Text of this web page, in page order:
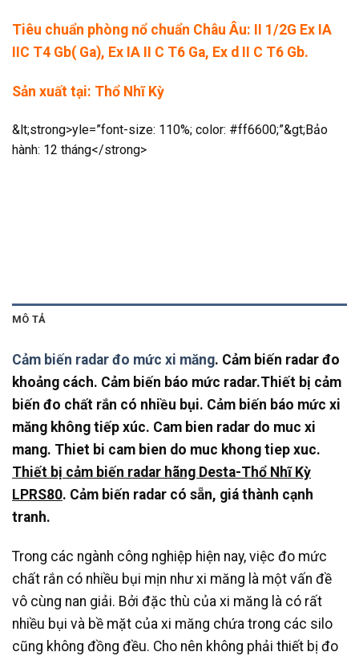
Tiêu chuẩn phòng nổ chuẩn Châu Âu: II 1/2G Ex IA
IIC T4 Gb( Ga), Ex IA II C T6 Ga, Ex d II C T6 Gb.
Sản xuất tại: Thổ Nhĩ Kỳ
&lt;strong>yle=”font-size: 110%; color: #ff6600;”&gt;Bảo
hành: 12 tháng</strong>
MÔ TẢ
Cảm biến radar đo mức xi măng. Cảm biến radar đo
khoảng cách. Cảm biến báo mức radar.Thiết bị cảm
biến đo chất rắn có nhiều bụi. Cảm biến báo mức xi
măng không tiếp xúc. Cam bien radar do muc xi
mang. Thiet bi cam bien do muc khong tiep xuc.
Thiết bị cảm biến radar hãng Desta-Thổ Nhĩ Kỳ
LPRS80. Cảm biến radar có sẵn, giá thành cạnh
tranh.
Trong các ngành công nghiệp hiện nay, việc đo mức
chất rắn có nhiều bụi mịn như xi măng là một vấn đề
vô cùng nan giải. Bởi đặc thù của xi măng là có rất
nhiều bụi và bề mặt của xi măng chứa trong các silo
cũng không đồng đều. Cho nên không phải thiết bị đo